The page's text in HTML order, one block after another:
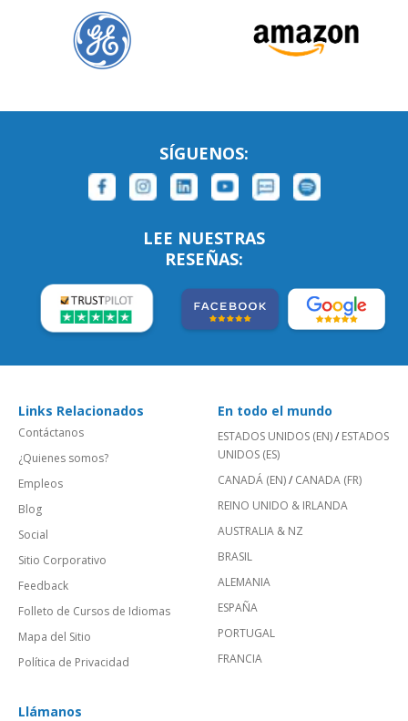
SÍGUENOS:
LEE NUESTRAS
RESEÑAS:
Links Relacionados
Contáctanos
¿Quienes somos?
Empleos
Blog
Social
Sitio Corporativo
Feedback
Folleto de Cursos de Idiomas
Mapa del Sitio
Política de Privacidad
En todo el mundo
ESTADOS UNIDOS (EN)/ ESTADOS
UNIDOS (ES)
CANADÁ (EN)/ CANADA (FR)
REINO UNIDO & IRLANDA
AUSTRALIA & NZ
BRASIL
ALEMANIA
ESPAÑA
PORTUGAL
FRANCIA
Llámanos